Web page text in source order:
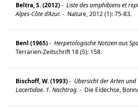
Beltra, S. (2012)- Liste des amphibiens et
Alpes-Côte d’Azur. - Nature, 2012 (1): 75-83.
Benl (1965)- Herpetologische Notizen aus
Terrarien-Zeitschrift 18 (5): 158.
Bischoff, W. (1993)- Übersicht der Arten
Lacertidae. 1. Nachtrag. - Die Eidechse,